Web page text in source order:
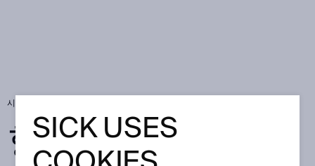
시작 페이지
항공 화물이 보딩
SICK USES